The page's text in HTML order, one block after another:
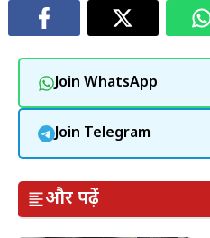
Join WhatsApp
Join Telegram
और पढ़ें